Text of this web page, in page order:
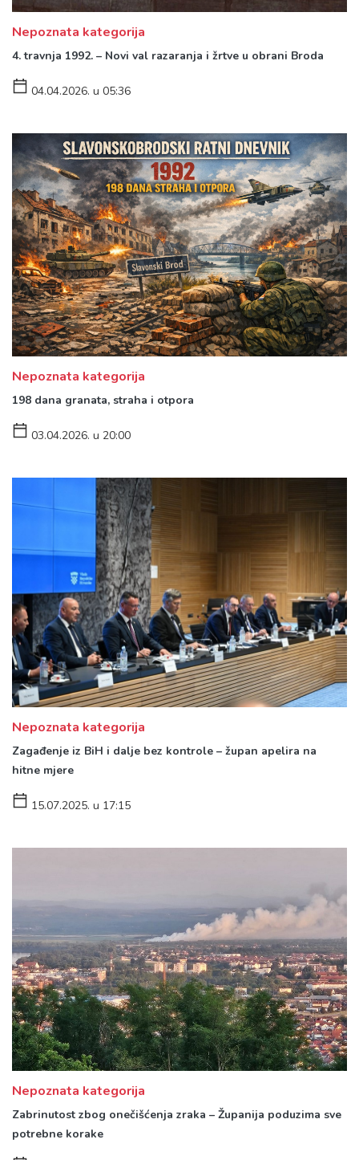
Nepoznata kategorija
4. travnja 1992. – Novi val razaranja i žrtve u obrani Broda
04.04.2026. u 05:36
Nepoznata kategorija
198 dana granata, straha i otpora
03.04.2026. u 20:00
Nepoznata kategorija
Zagađenje iz BiH i dalje bez kontrole – župan apelira na
hitne mjere
15.07.2025. u 17:15
Nepoznata kategorija
Zabrinutost zbog onečišćenja zraka – Županija poduzima sve
potrebne korake